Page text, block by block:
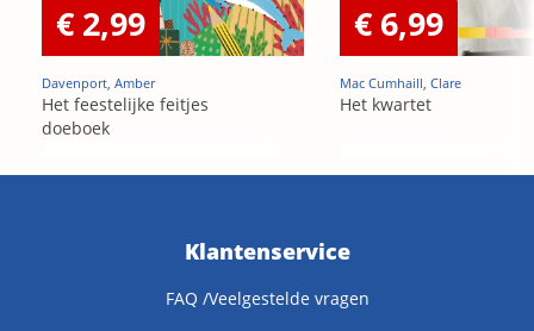
€ 2,99
Davenport, Amber
Het feestelijke feitjes
doeboek
€ 6,99
Mac Cumhaill, Clare
Het kwartet
Klantenservice
FAQ /Veelgestelde vragen